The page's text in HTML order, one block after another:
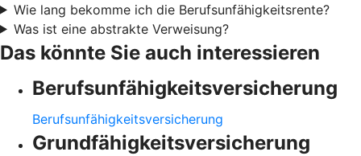
Wie lang bekomme ich die Berufsunfähigkeitsrente?
Was ist eine abstrakte Verweisung?
Das könnte Sie auch interessieren
Berufsunfähigkeitsversicherung
Berufsunfähigkeitsversicherung
Grundfähigkeitsversicherung